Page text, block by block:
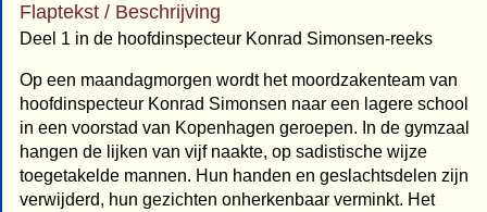
Flaptekst / Beschrijving
Deel 1 in de hoofdinspecteur Konrad Simonsen-reeks
Op een maandagmorgen wordt het moordzakenteam van
hoofdinspecteur Konrad Simonsen naar een lagere school
in een voorstad van Kopenhagen geroepen. In de gymzaal
hangen de lijken van vijf naakte, op sadistische wijze
toegetakelde mannen. Hun handen en geslachtsdelen zijn
verwijderd, hun gezichten onherkenbaar verminkt. Het